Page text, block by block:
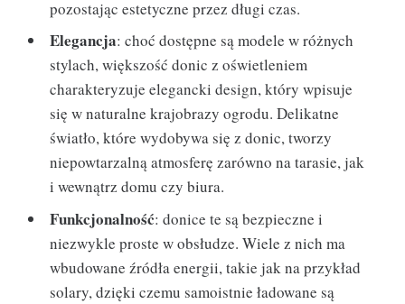
pozostając estetyczne przez długi czas.
Elegancja: choć dostępne są modele w różnych
stylach, większość donic z oświetleniem
charakteryzuje elegancki design, który wpisuje
się w naturalne krajobrazy ogrodu. Delikatne
światło, które wydobywa się z donic, tworzy
niepowtarzalną atmosferę zarówno na tarasie, jak
i wewnątrz domu czy biura.
Funkcjonalność: donice te są bezpieczne i
niezwykle proste w obsłudze. Wiele z nich ma
wbudowane źródła energii, takie jak na przykład
solary, dzięki czemu samoistnie ładowane są